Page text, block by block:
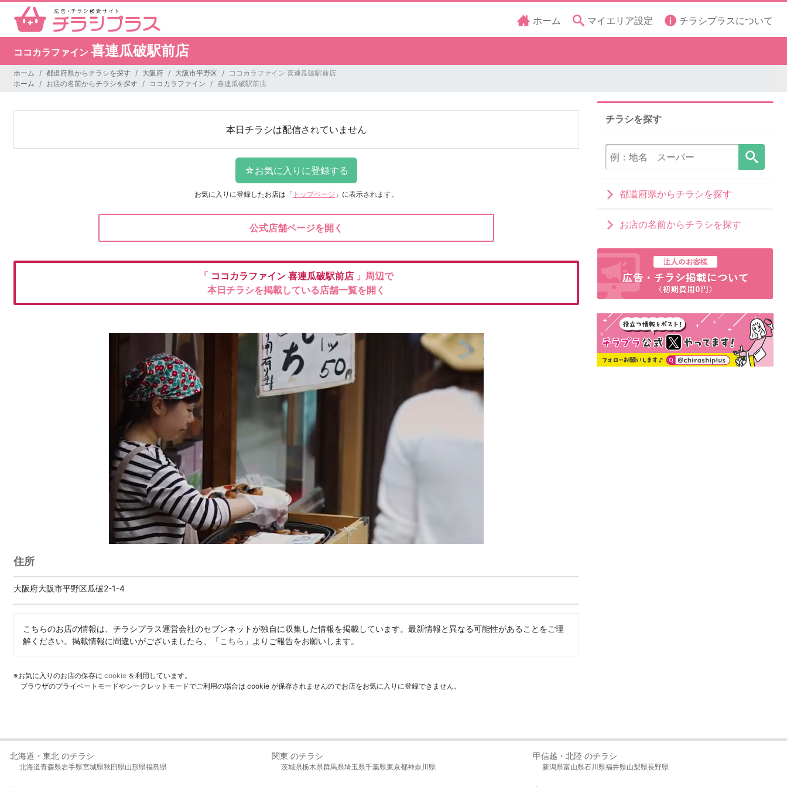
ホーム マイエリア設定 チラシプラスについて
ココカラファイン 喜連瓜破駅前店
ホーム 都道府県からチラシを探す 大阪府 大阪市平野区
ココカラファイン 喜連瓜破駅前店
ホーム
お店の名前からチラシを探す ココカラファイン 喜連瓜破駅前店
本日チラシは配信されていません
お気に入りに登録したお店は 「 トップページ 」に表示されます。
公式店舗ページを開く
「 ココカラファイン 喜連瓜破駅前店 」周辺で
本日チラシを掲載している店舗一覧を開く
住所
大阪府大阪市平野区瓜破2-1-4
こちらのお店の情報は、チラシプラス運営会社のセブンネットが独自に収集した情報を掲載しています。最新情報と異なる可能性があることをご理
解ください。掲載情報に間違いがございましたら、「こちら 」よりご報告をお願いします。
※お気に入りのお店の保存に cookie を利用しています。
ブラウザのプライベートモードやシークレットモードでご利用の場合は cookie が保存されませんのでお店をお気に入りに登録できません。
チラシを探す
都道府県からチラシを探す
お店の名前からチラシを探す
北海道・東北 のチラシ
北海道青森県岩手県宮城県秋田県山形県福島県
関東 のチラシ
茨城県栃木県群馬県埼玉県千葉県東京都神奈川県
甲信越・北陸 のチラシ
新潟県富山県石川県福井県山梨県長野県